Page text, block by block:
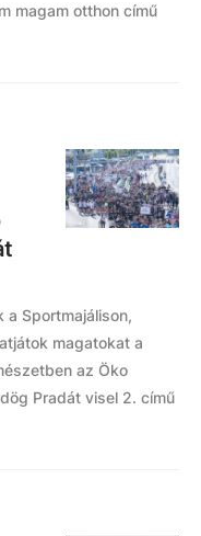
magam otthon című
a Sportmajálison,
magatokat a
az Öko
Pradát visel 2. című